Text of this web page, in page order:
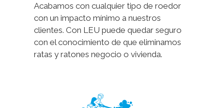
Acabamos con cualquier tipo de roedor
con un impacto mínimo a nuestros
clientes. Con LEU puede quedar seguro
con el conocimiento de que eliminamos
ratas y ratones negocio o vivienda.